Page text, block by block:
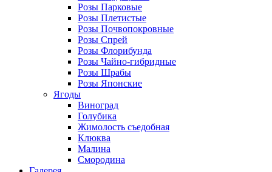
Розы Парковые
Розы Плетистые
Розы Почвопокровные
Розы Спрей
Розы Флорибунда
Розы Чайно-гибридные
Розы Шрабы
Розы Японские
Ягоды
Виноград
Голубика
Жимолость съедобная
Клюква
Малина
Смородина